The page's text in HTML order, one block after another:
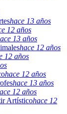
hace 13 años
12 años
13 años
hace 12 años
12 años
hace 12 años
hace 13 años
12 años
Artísticohace 12